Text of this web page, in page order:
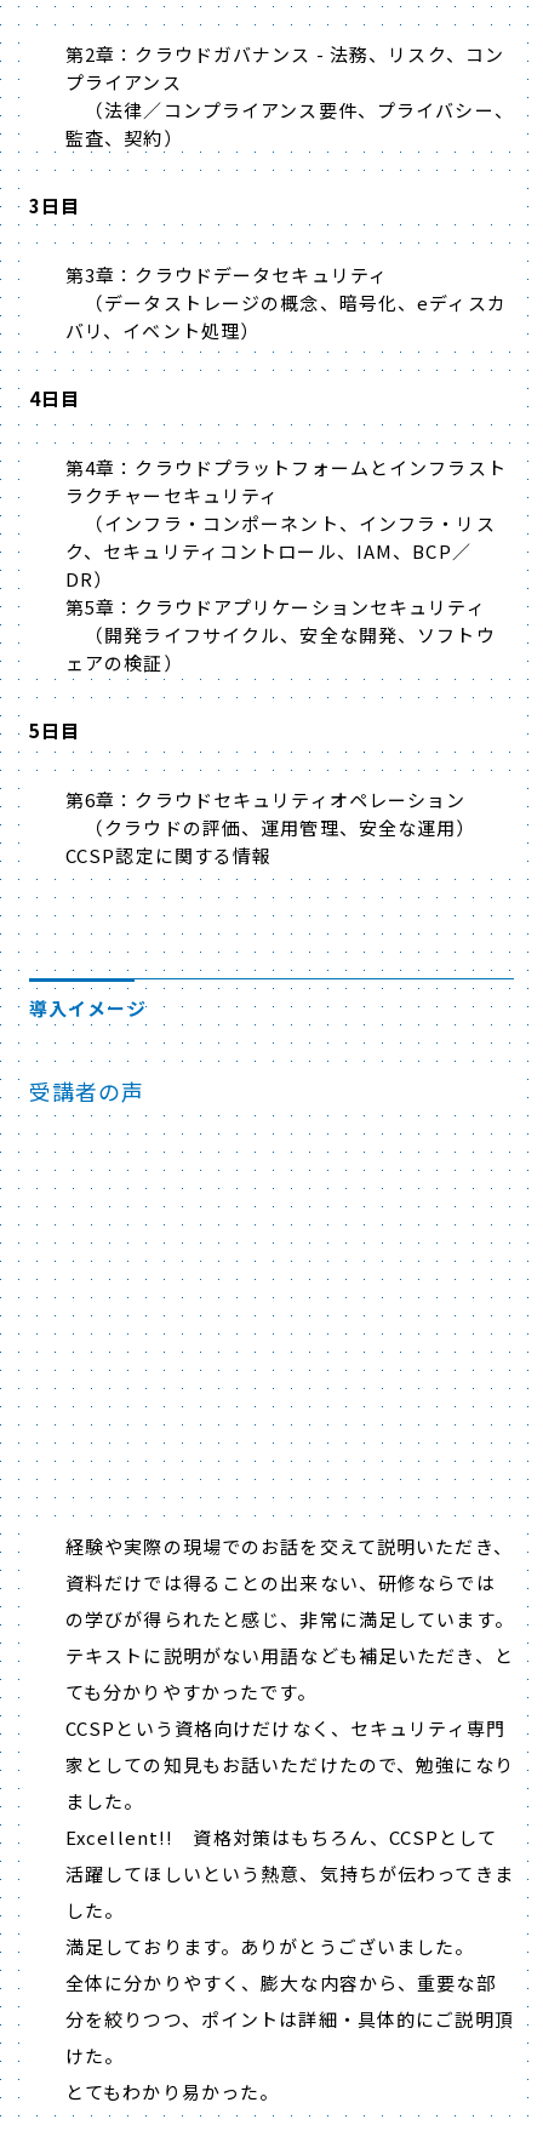
第2章：クラウドガバナンス - 法務、リスク、コン
プライアンス
（法律／コンプライアンス要件、プライバシー、
監査、契約）
3日目
第3章：クラウドデータセキュリティ
（データストレージの概念、暗号化、eディスカ
バリ、イベント処理）
4日目
第4章：クラウドプラットフォームとインフラスト
ラクチャーセキュリティ
（インフラ・コンポーネント、インフラ・リス
ク、セキュリティコントロール、IAM、BCP／
DR）
第5章：クラウドアプリケーションセキュリティ
（開発ライフサイクル、安全な開発、ソフトウ
ェアの検証）
5日目
第6章：クラウドセキュリティオペレーション
（クラウドの評価、運用管理、安全な運用）
CCSP認定に関する情報
導入イメージ
受講者の声
経験や実際の現場でのお話を交えて説明いただき、
資料だけでは得ることの出来ない、研修ならでは
の学びが得られたと感じ、非常に満足しています。
テキストに説明がない用語なども補足いただき、と
ても分かりやすかったです。
CCSPという資格向けだけなく、セキュリティ専門
家としての知見もお話いただけたので、勉強になり
ました。
Excellent!! 資格対策はもちろん、CCSPとして
活躍してほしいという熱意、気持ちが伝わってきま
した。
満足しております。ありがとうございました。
全体に分かりやすく、膨大な内容から、重要な部
分を絞りつつ、ポイントは詳細・具体的にご説明頂
けた。
とてもわかり易かった。